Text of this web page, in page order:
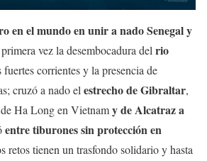
en el mundo en unir a nado Senegal y
vez la desembocadura delrio
corrientes y la presencia de
cruzó a nado elestrecho de Gibraltar,
Ha Long en Vietnamy de Alcatraz a
entre tiburones sin protección en
retos tienen un trasfondo solidario y hasta